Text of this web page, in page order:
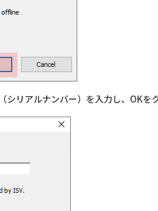
リアルナンバー）を入力し、OKを